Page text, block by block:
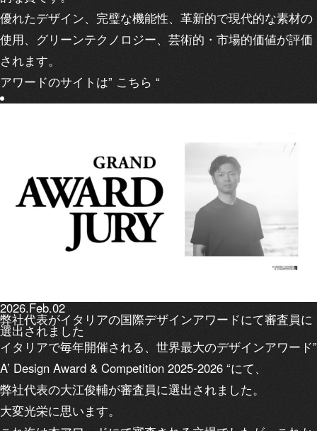
優れたデザイン、完璧な機能性、革新的で現代的な素材の
使用、グリーンテクノロジー、芸術的・市場的価値が評価
されます。
アワードのサイトは” こちら “
2026.Feb.02
弊社代表がイタリアの国際デザインアワードにて審査員に
選出されました
イタリアで毎年開催される、世界最大のデザインアワード”
A’ Design Award & Competition 2025-2026 “にて、
弊社代表の大江俊輔が審査員に選出されました。
大変光栄に思います。